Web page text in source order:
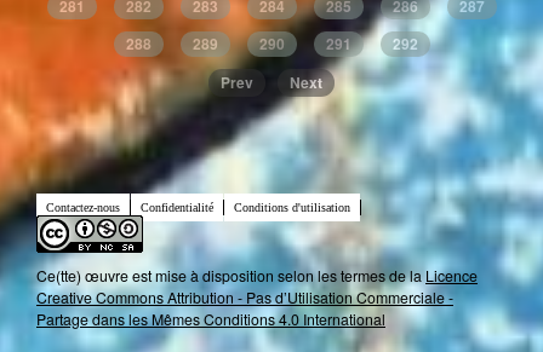
281
282 283 284 285 286
287
288
289 290 291
292
Prev
Next
Contactez-nous Confidentialité Conditions d'utilisation
Ce(tte) œuvre est mise à disposition selon les termes de la Licence
Creative Commons Attribution - Pas d’Utilisation Commerciale -
Partage dans les Mêmes Conditions 4.0 International